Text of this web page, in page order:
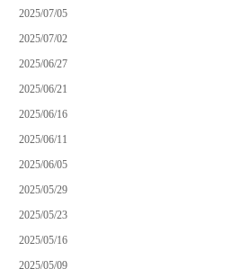
2025/07/05
2025/07/02
2025/06/27
2025/06/21
2025/06/16
2025/06/11
2025/06/05
2025/05/29
2025/05/23
2025/05/16
2025/05/09